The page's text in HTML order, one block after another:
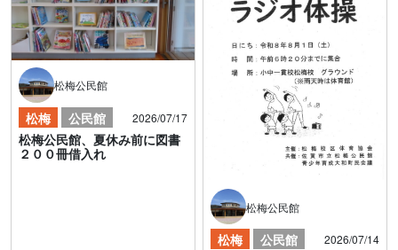
松梅公民館
松梅 公民館 2026/07/17
松梅公民館、夏休み前に図書
２００冊借入れ
松梅公民館
松梅 公民館 2026/07/14